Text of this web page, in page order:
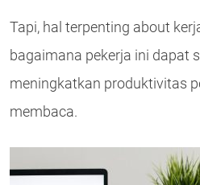
Tapi, hal terpenting about
bagaimana pekerja ini dapat
meningkatkan produktivitas
membaca.